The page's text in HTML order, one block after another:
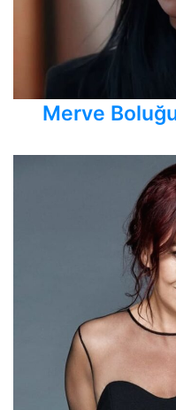
Merve